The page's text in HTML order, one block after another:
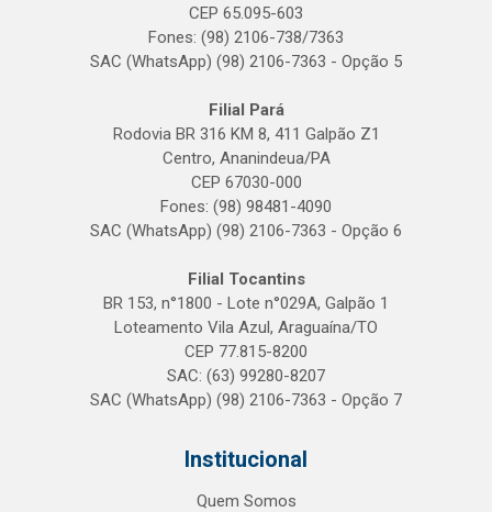
CEP 65.095-603
Fones: (98) 2106-738/7363
SAC (WhatsApp) (98) 2106-7363 - Opção 5
Filial Pará
Rodovia BR 316 KM 8, 411 Galpão Z1
Centro, Ananindeua/PA
CEP 67030-000
Fones: (98) 98481-4090
SAC (WhatsApp) (98) 2106-7363 - Opção 6
Filial Tocantins
BR 153, n°1800 - Lote n°029A, Galpão 1
Loteamento Vila Azul, Araguaína/TO
CEP 77.815-8200
SAC: (63) 99280-8207
SAC (WhatsApp) (98) 2106-7363 - Opção 7
Institucional
Quem Somos